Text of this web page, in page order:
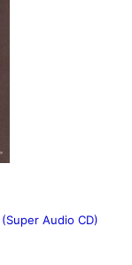
Audio CD)